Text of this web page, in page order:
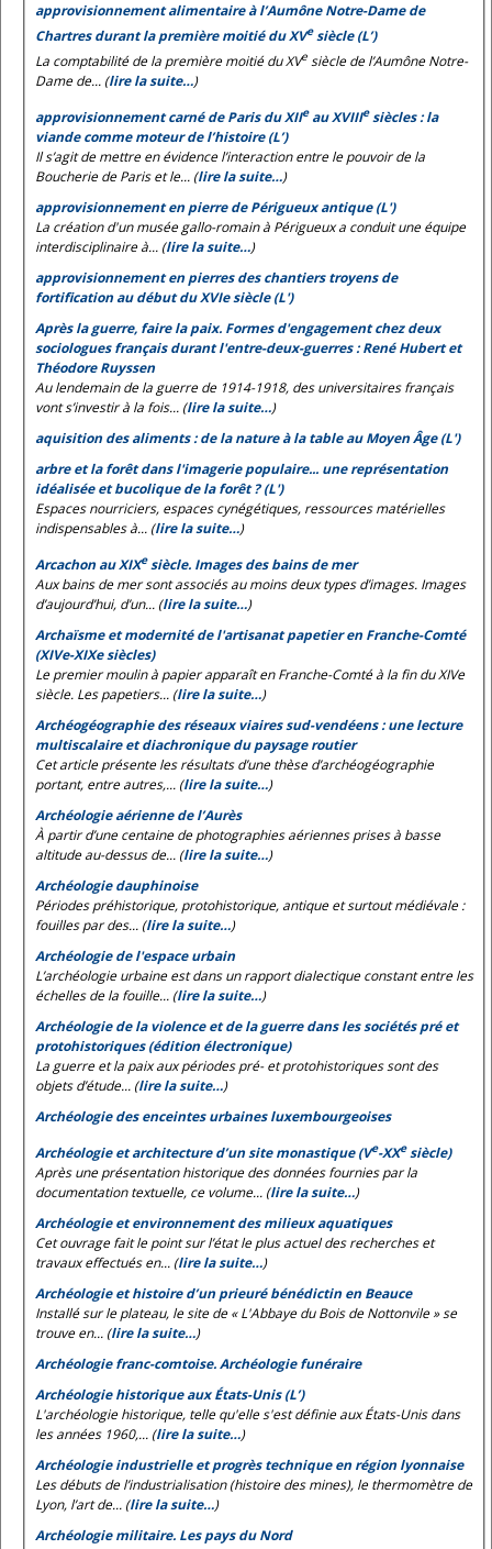
approvisionnement alimentaire à l’Aumône Notre-Dame de
Chartres durant la première moitié du XVesiècle (L’)
La comptabilité de la première moitié du XVe siècle de l’Aumône Notre-
Dame de... (lire la suite…)
approvisionnement carné de Paris du XIIeau XVIIIesiècles : la
viande comme moteur de l’histoire (L’)
Il s’agit de mettre en évidence l’interaction entre le pouvoir de la
Boucherie de Paris et le... (lire la suite…)
approvisionnement en pierre de Périgueux antique (L')
La création d'un musée gallo-romain à Périgueux a conduit une équipe
interdisciplinaire à... (lire la suite…)
approvisionnement en pierres des chantiers troyens de
fortification au début du XVIe siècle (L')
Après la guerre, faire la paix. Formes d'engagement chez deux
sociologues français durant l'entre-deux-guerres : René Hubert et
Théodore Ruyssen
Au lendemain de la guerre de 1914-1918, des universitaires français
vont s’investir à la fois... (lire la suite…)
aquisition des aliments : de la nature à la table au Moyen Âge (L')
arbre et la forêt dans l'imagerie populaire... une représentation
idéalisée et bucolique de la forêt ? (L')
Espaces nourriciers, espaces cynégétiques, ressources matérielles
indispensables à... (lire la suite…)
Arcachon au XIXesiècle. Images des bains de mer
Aux bains de mer sont associés au moins deux types d’images. Images
d’aujourd’hui, d’un... (lire la suite…)
Archaïsme et modernité de l'artisanat papetier en Franche-Comté
(XIVe-XIXe siècles)
Le premier moulin à papier apparaît en Franche-Comté à la fin du XIVe
siècle. Les papetiers... (lire la suite…)
Archéogéographie des réseaux viaires sud-vendéens : une lecture
multiscalaire et diachronique du paysage routier
Cet article présente les résultats d’une thèse d’archéogéographie
portant, entre autres,... (lire la suite…)
Archéologie aérienne de l’Aurès
À partir d’une centaine de photographies aériennes prises à basse
altitude au-dessus de... (lire la suite…)
Archéologie dauphinoise
Périodes préhistorique, protohistorique, antique et surtout médiévale :
fouilles par des... (lire la suite…)
Archéologie de l'espace urbain
L’archéologie urbaine est dans un rapport dialectique constant entre les
échelles de la fouille... (lire la suite…)
Archéologie de la violence et de la guerre dans les sociétés pré et
protohistoriques (édition électronique)
La guerre et la paix aux périodes pré- et protohistoriques sont des
objets d’étude... (lire la suite…)
Archéologie des enceintes urbaines luxembourgeoises
Archéologie et architecture d’un site monastique (Ve-XXesiècle)
Après une présentation historique des données fournies par la
documentation textuelle, ce volume... (lire la suite…)
Archéologie et environnement des milieux aquatiques
Cet ouvrage fait le point sur l’état le plus actuel des recherches et
travaux effectués en... (lire la suite…)
Archéologie et histoire d’un prieuré bénédictin en Beauce
Installé sur le plateau, le site de « L'Abbaye du Bois de Nottonvile » se
trouve en... (lire la suite…)
Archéologie franc-comtoise. Archéologie funéraire
Archéologie historique aux États-Unis (L’)
L'archéologie historique, telle qu'elle s'est définie aux États-Unis dans
les années 1960,... (lire la suite…)
Archéologie industrielle et progrès technique en région lyonnaise
Les débuts de l’industrialisation (histoire des mines), le thermomètre de
Lyon, l’art de... (lire la suite…)
Archéologie militaire. Les pays du Nord